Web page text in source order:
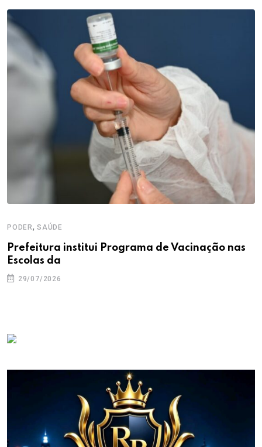
PODER, SAÚDE
Prefeitura institui Programa de Vacinação nas
Escolas da
29/07/2026